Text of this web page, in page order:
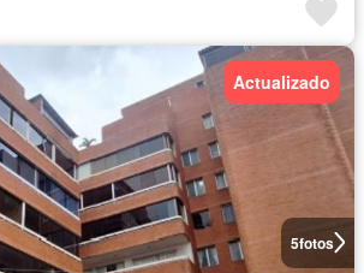
5fotos
Actualizado